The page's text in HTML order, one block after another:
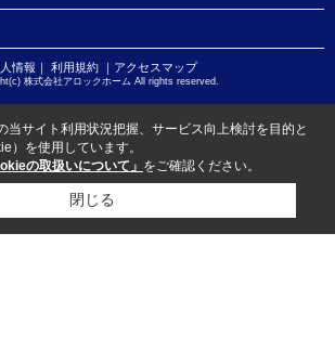
情報 ｜ 利用規約｜ アクセスマップ
株式会社アロックホーム All rights reserved.
当サイト利用状況把握、サービス向上検討を目的と
）を使用しています。
の取扱いについて」 をご確認ください。
閉じる